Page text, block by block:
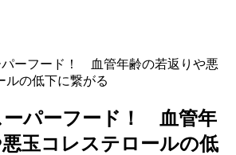
パーフード！ 血管年齢の若返りや悪
ルの低下に繋がる
ーパーフード！ 血管年
玉コレステロールの低